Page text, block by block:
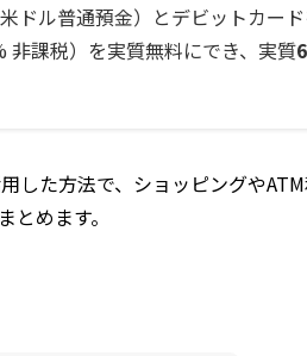
ドル普通預金）とデビットカー
非課税）を実質無料にでき、実質
した方法で、ショッピングや
めます。